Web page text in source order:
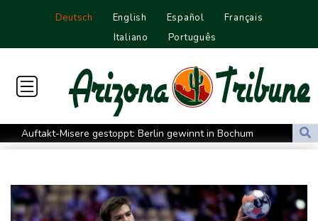
Deutsch English Español
Français
Italiano
Português
Auftakt-Misere gestoppt: Berlin gewinnt in Bochum
Trump macht erneut Druck auf Zentralbank-Vorständin Cook
Eurojackpot geknackt: Mehr als 32 Millionen Euro gehen nach
Nordrhein-Westfalen